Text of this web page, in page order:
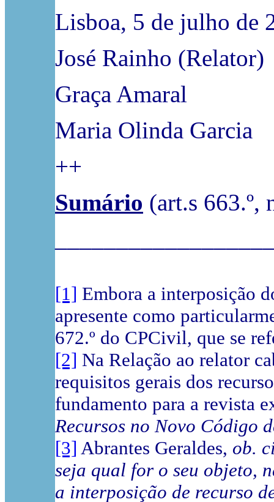
Lisboa, 5 de julho de
José Rainho (Relator)
Graça Amaral
Maria Olinda Garcia
++
Sumário (art.s 663.º,
[1] Embora a interposição
apresente como
672.º do CPCivil, que se
[2] Na Relação ao relator
requisitos gerais dos
fundamento para a revista
Recursos no Novo Código
[3] Abrantes Geraldes, ob.
seja qual for o seu objeto,
a interposição de recurso